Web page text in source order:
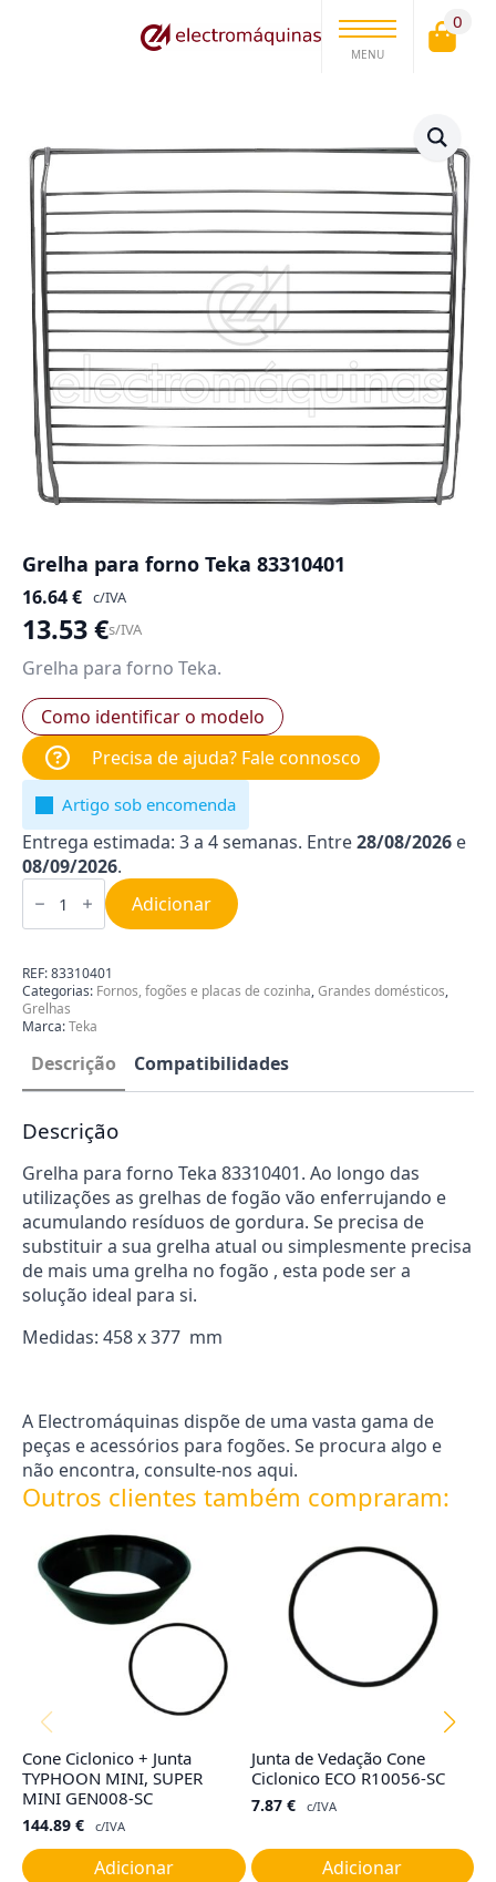
MENU
0
Grelha para forno Teka 83310401
16.64€ c/IVA
13.53€s/IVA
Grelha para forno Teka.
Como identificar o modelo
Precisa de ajuda? Fale connosco
Artigo sob encomenda
Entrega estimada: 3 a 4 semanas. Entre28/08/2026 e
08/09/2026.
Quantidade
de
para
Teka
83310401
Adicionar
REF:83310401
Categorias: Fornos, fogões e placas de cozinha,Grandes domésticos,
Grelhas
Marca:Teka
Descrição Compatibilidades
Descrição
Grelha para forno Teka 83310401. Ao longo das
utilizações as grelhas de fogão vão enferrujando e
acumulando resíduos de gordura. Se precisa de
substituir a sua grelha atual ou simplesmente precisa
de mais uma grelha no fogão , esta pode ser a
solução ideal para si.
Medidas: 458 x 377 mm
A Electromáquinas dispõe de uma vasta gama de
peças e acessórios para fogões. Se procura algo e
não encontra, consulte-nos aqui.
Outros clientes também compraram:
Cone Ciclonico + Junta
TYPHOON MINI, SUPER
MINI GEN008-SC
144.89 € c/IVA
Adicionar
Junta de Vedação Cone
Ciclonico ECO R10056-SC
7.87 € c/IVA
Adicionar